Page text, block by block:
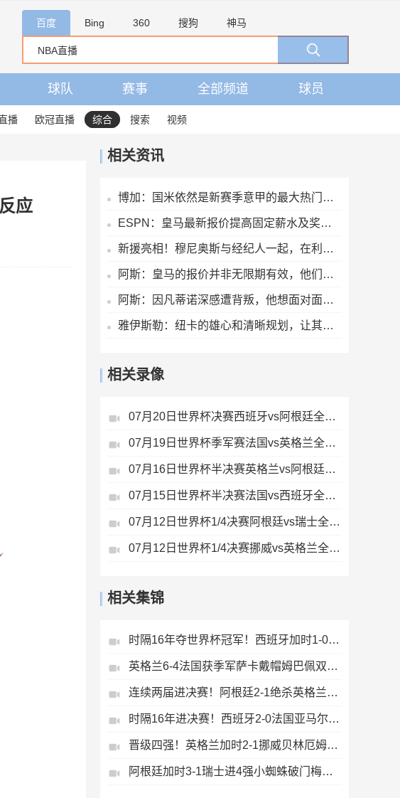
百度 Bing 360 搜狗 神马
球队 赛事 全部频道 球员
播 欧冠直播 综合 搜索 视频
应
相关资讯
博加：国米依然是新赛季意甲的最大热门，他们是卫冕冠军
ESPN：皇马最新报价提高固定薪水及奖金，维尼修斯肖像权仍有分歧
新援亮相！穆尼奥斯与经纪人一起，在利物浦训练中心拍下合影
阿斯：皇马的报价并非无限期有效，他们希望维尼修斯迅速回应
阿斯：因凡蒂诺深感遭背叛，他想面对面听听核心人物真实想法
雅伊斯勒：纽卡的雄心和清晰规划，让其成为极具吸引力的执教胜地
相关录像
07月20日世界杯决赛西班牙vs阿根廷全场录像
07月19日世界杯季军赛法国vs英格兰全场录像
07月16日世界杯半决赛英格兰vs阿根廷全场录像
07月15日世界杯半决赛法国vs西班牙全场录像
07月12日世界杯1/4决赛阿根廷vs瑞士全场录像
07月12日世界杯1/4决赛挪威vs英格兰全场录像
相关集锦
时隔16年夺世界杯冠军！西班牙加时1-0阿根廷费兰制胜恩佐染红
英格兰6-4法国获季军萨卡戴帽姆巴佩双响创纪录奥利塞2助+失良机
连续两届进决赛！阿根廷2-1绝杀英格兰劳塔罗恩佐破门梅西两助攻
时隔16年进决赛！西班牙2-0法国亚马尔造点奥亚萨瓦尔、波罗破门
晋级四强！英格兰加时2-1挪威贝林厄姆连场双响谢尔德鲁普破门
阿根廷加时3-1瑞士进4强小蜘蛛破门梅西助攻麦卡恩博洛假摔染红